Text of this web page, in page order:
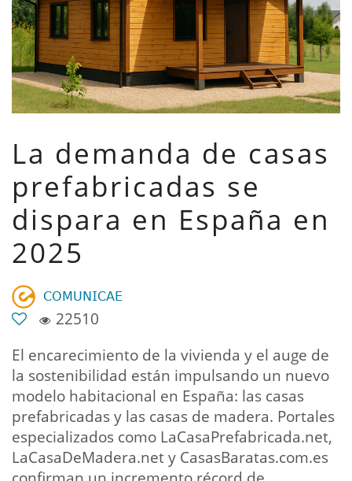
La demanda de casas
prefabricadas se
dispara en España en
2025
𝖢𝖮𝖬𝖴𝖭𝖨𝖢𝖠𝖤
22510
El encarecimiento de la vivienda y el auge de
la sostenibilidad están impulsando un nuevo
modelo habitacional en España: las casas
prefabricadas y las casas de madera. Portales
especializados como LaCasaPrefabricada.net,
LaCasaDeMadera.net y CasasBaratas.com.es